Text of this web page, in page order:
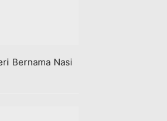
Bernama Nasi